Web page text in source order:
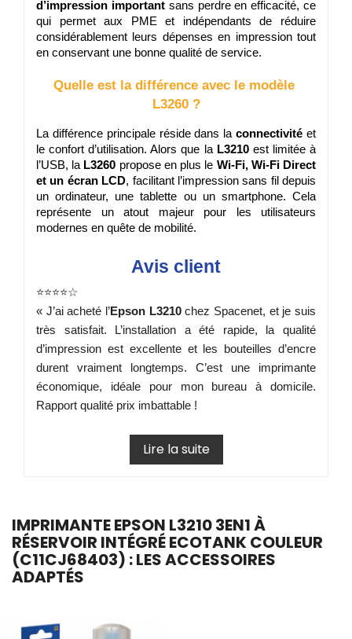
d’impression important sans perdre en efficacité, ce
qui permet aux PME et indépendants de réduire
considérablement leurs dépenses en impression tout
en conservant une bonne qualité de service.
Quelle est la différence avec le modèle
L3260 ?
La différence principale réside dans la connectivité et
le confort d’utilisation. Alors que la L3210 est limitée à
l’USB, la L3260 propose en plus le Wi-Fi, Wi-Fi Direct
et un écran LCD, facilitant l’impression sans fil depuis
un ordinateur, une tablette ou un smartphone. Cela
représente un atout majeur pour les utilisateurs
modernes en quête de mobilité.
Avis client
⭐️⭐️⭐️⭐️☆
« J’ai acheté l’Epson L3210chez Spacenet, et je suis
très satisfait. L’installation a été rapide, la qualité
d’impression est excellente et les bouteilles d’encre
durent vraiment longtemps. C’est une imprimante
économique, idéale pour mon bureau à domicile.
Rapport qualité prix imbattable !
Lire la suite
IMPRIMANTE EPSON L3210 3EN1 À
RÉSERVOIR INTÉGRÉ ECOTANK COULEUR
(C11CJ68403) : LES ACCESSOIRES
ADAPTÉS